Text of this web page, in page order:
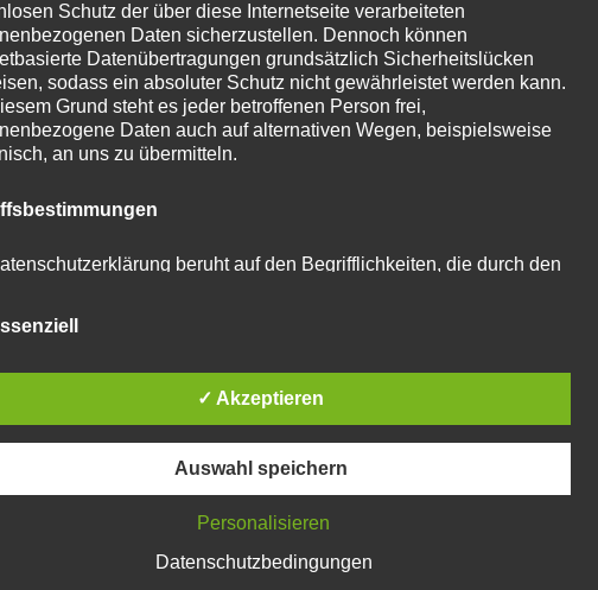
abzugeben.
reduzieren.
Schutz der über diese Internetseite verarbeiteten
Daten sicherzustellen. Dennoch können
Datenübertragungen grundsätzlich Sicherheitslücken
sodass ein absoluter Schutz nicht gewährleistet werden kann.
Grund steht es jeder betroffenen Person frei,
Daten auch auf alternativen Wegen, beispielsweise
an uns zu übermitteln.
beruht auf den Begrifflichkeiten, die durch den
Grundverordnung (DS-GVO) verwendet wurden. Unsere
soll sowohl für die Öffentlichkeit als auch für unsere
gewährleisten, möchten wir vorab die verwendeten
in dieser Datenschutzerklärung unter anderem die
✓ Akzeptieren
Auswahl speichern
Personalisieren
Datenschutzbedingungen